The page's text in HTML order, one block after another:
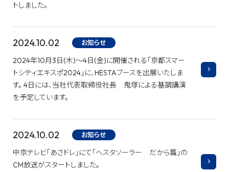
トしました。
2024.10.02 お知らせ
2024年10月3日(木)～4日(金)に開催される「京都スマー
トシティエキスポ2024」に、HESTAブースを出展いたしま
す。 4日には、当社代表取締役社長 鬼塚による基調講演
を予定しています。
2024.10.02 お知らせ
中京テレビ「あさドレ」にて「ヘスタソーラー だから篇」の
CM放送がスタートしました。